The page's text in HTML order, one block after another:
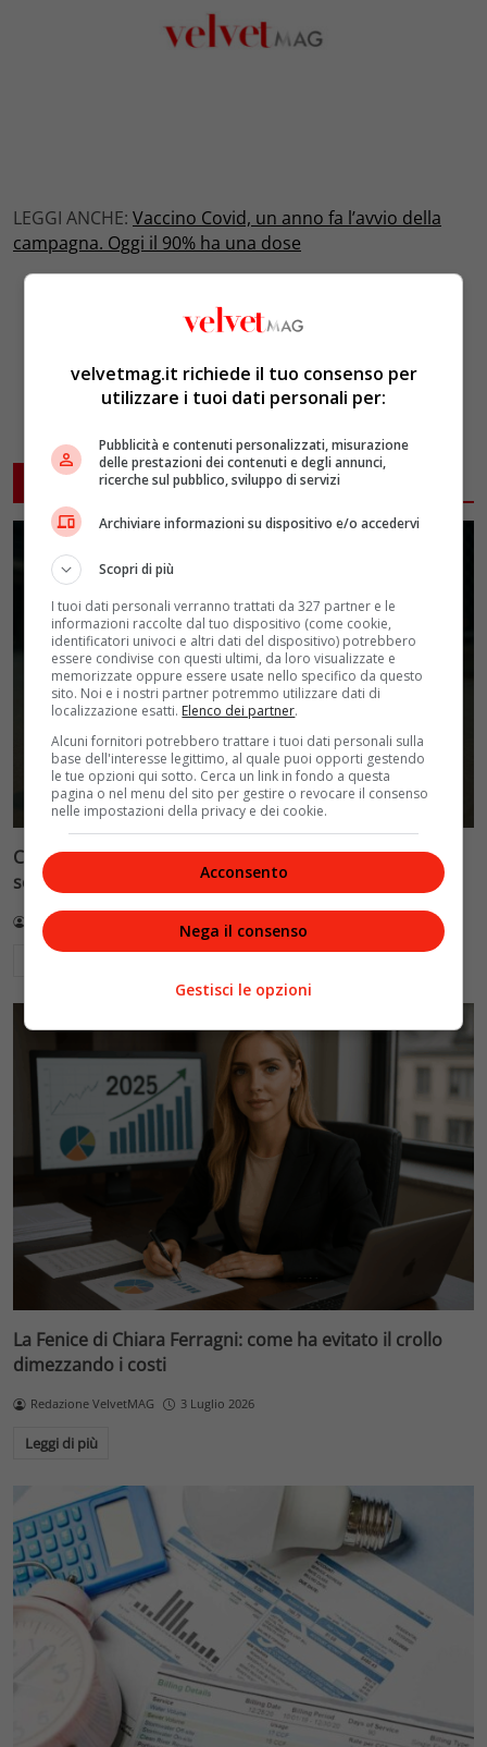
LEGGI ANCHE: Vaccino Covid, un anno fa l’avvio della
campagna. Oggi il 90% ha una dose
ARTICOLI CORRELATI
Cronaca e società: il disagio giovanile amplificato dai
social, quando il dramma diventa show
Redazione VelvetMAG 5 Luglio 2026
La Fenice di Chiara Ferragni: come ha evitato il crollo
dimezzando i costi
Redazione VelvetMAG 3 Luglio 2026
Leggi di più
velvetmag.it richiede il tuo consenso per
utilizzare i tuoi dati personali per:
Pubblicità e contenuti personalizzati, misurazione
delle prestazioni dei contenuti e degli annunci,
ricerche sul pubblico, sviluppo di servizi
Archiviare informazioni su dispositivo e/o accedervi
Scopri di più
I tuoi dati personali verranno trattati da 327 partner e le
informazioni raccolte dal tuo dispositivo (come cookie,
identificatori univoci e altri dati del dispositivo) potrebbero
essere condivise con questi ultimi, da loro visualizzate e
memorizzate oppure essere usate nello specifico da questo
sito. Noi e i nostri partner potremmo utilizzare dati di
localizzazione esatti. Elenco dei partner.
Alcuni fornitori potrebbero trattare i tuoi dati personali sulla
base dell'interesse legittimo, al quale puoi opporti gestendo
le tue opzioni qui sotto. Cerca un link in fondo a questa
pagina o nel menu del sito per gestire o revocare il consenso
nelle impostazioni della privacy e dei cookie.
Acconsento
Nega il consenso
Gestisci le opzioni